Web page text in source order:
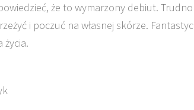
że to wymarzony debiut.
i poczuć na własnej skórze.
życia.